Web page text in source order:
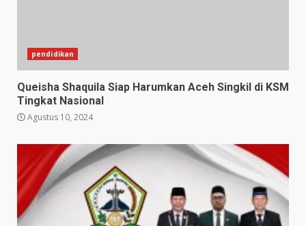
pendidikan
Queisha Shaquila Siap Harumkan Aceh Singkil di KSM
Tingkat Nasional
Agustus 10, 2024